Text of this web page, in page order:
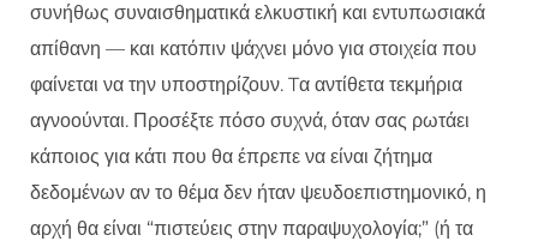
συνήθως συναισθηματικά ελκυστική και εντυπωσιακά
απίθανη — και κατόπιν ψάχνει μόνο για στοιχεία που
φαίνεται να την υποστηρίζουν. Tα αντίθετα τεκμήρια
αγνοούνται. Προσέξτε πόσο συχνά, όταν σας ρωτάει
κάποιος για κάτι που θα έπρεπε να είναι ζήτημα
δεδομένων αν το θέμα δεν ήταν ψευδοεπιστημονικό, η
αρχή θα είναι “πιστεύεις στην παραψυχολογία;” (ή τα